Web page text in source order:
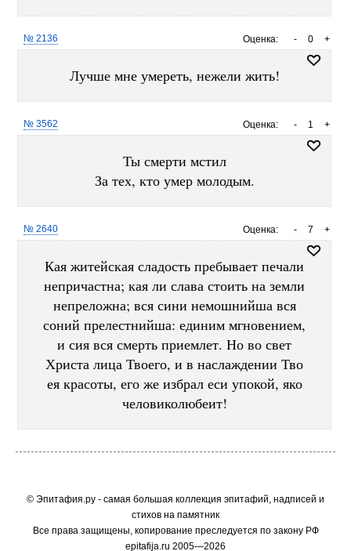
Оценка: +
0
-
№ 2136
Лучше мне умереть, нежели жить!
Оценка: +
1
-
№ 3562
Ты смерти мстил
За тех, кто умер молодым.
Оценка: +
7
-
№ 2640
Кая житейская сладость пребывает печали
непричастна; кая ли слава стоить на земли
непреложна; вся сини немошнийша вся
соний прелестнийша: единим мгновением,
и сия вся смерть приемлет. Но во свет
Христа лица Твоего, и в наслаждении Тво
ея красоты, его же избрал еси упокой, яко
человиколюбеит!
© Эпитафия.ру - самая большая коллекция эпитафий, надписей и
стихов на памятник
Все права защищены, копирование преследуется по закону РФ
epitafija.ru 2005—2026